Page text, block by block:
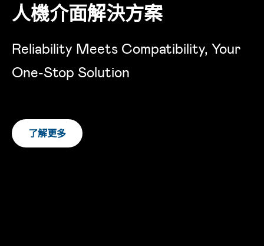
人機介面解決方案
Reliability Meets Compatibility, Your
One-Stop Solution
了解更多